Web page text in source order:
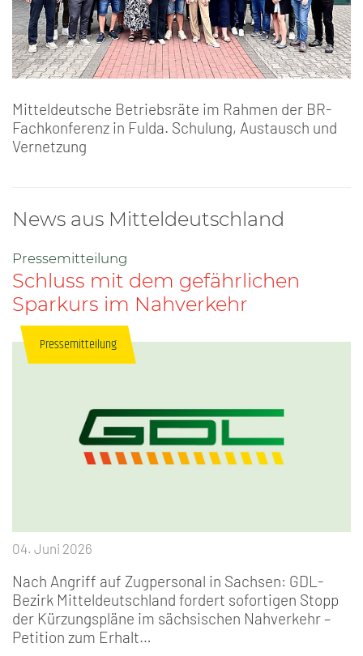
Mitteldeutsche Betriebsräte im Rahmen der BR-
Fachkonferenz in Fulda. Schulung, Austausch und
Vernetzung
News aus Mitteldeutschland
Pressemitteilung
Pressemitteilung
Schluss mit dem gefährlichen
Sparkurs im Nahverkehr
04. Juni 2026
Nach Angriff auf Zugpersonal in Sachsen: GDL-
Bezirk Mitteldeutschland fordert sofortigen Stopp
der Kürzungspläne im sächsischen Nahverkehr –
Petition zum Erhalt…